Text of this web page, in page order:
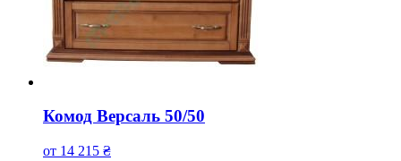
Комод Версаль 50/50
от 14 215 ₴